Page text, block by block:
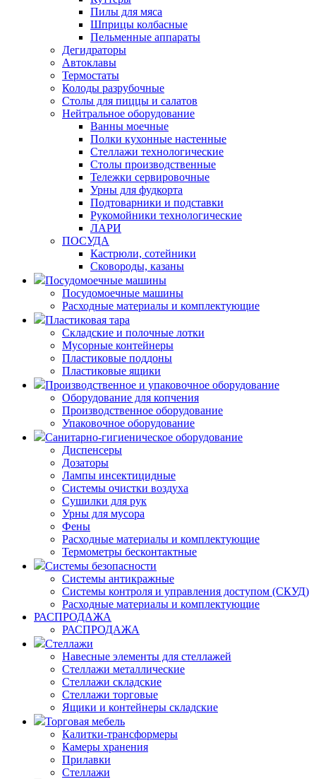
Пилы для мяса
Шприцы колбасные
Пельменные аппараты
Дегидраторы
Автоклавы
Термостаты
Колоды разрубочные
Столы для пиццы и салатов
Нейтральное оборудование
Ванны моечные
Полки кухонные настенные
Стеллажи технологические
Столы производственные
Тележки сервировочные
Урны для фудкорта
Подтоварники и подставки
Рукомойники технологические
ЛАРИ
ПОСУДА
Кастрюли, сотейники
Сковороды, казаны
Посудомоечные машины
Посудомоечные машины
Расходные материалы и комплектующие
Пластиковая тара
Складские и полочные лотки
Мусорные контейнеры
Пластиковые поддоны
Пластиковые ящики
Производственное и упаковочное оборудование
Оборудование для копчения
Производственное оборудование
Упаковочное оборудование
Санитарно-гигиеническое оборудование
Диспенсеры
Дозаторы
Лампы инсектицидные
Системы очистки воздуха
Сушилки для рук
Урны для мусора
Фены
Расходные материалы и комплектующие
Термометры бесконтактные
Системы безопасности
Системы антикражные
Системы контроля и управления доступом (СКУД)
Расходные материалы и комплектующие
РАСПРОДАЖА
РАСПРОДАЖА
Стеллажи
Навесные элементы для стеллажей
Стеллажи металлические
Стеллажи складские
Стеллажи торговые
Ящики и контейнеры складские
Торговая мебель
Калитки-трансформеры
Камеры хранения
Прилавки
Стеллажи